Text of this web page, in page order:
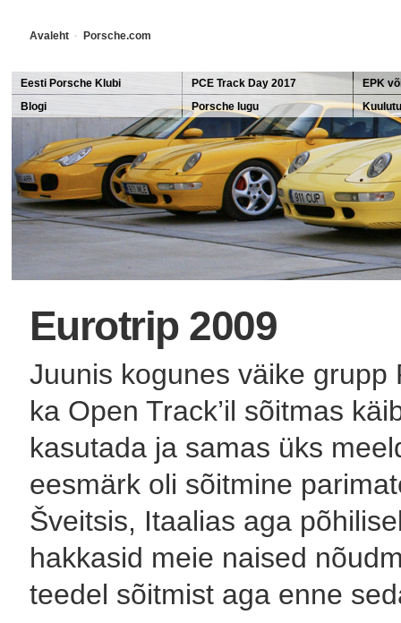
Avaleht · Porsche.com
Eesti Porsche Klubi PCE Track Day 2017
EPK
EPK
Blogi
Porsche lugu
Porsche ajalugu
911 ajalugu
Ferdinandid
Eurotrip 2009
Juunis kogunes väike
ka Open Track’il sõitmas
kasutada ja samas üks
eesmärk oli sõitmine
Šveitsis, Itaalias aga
hakkasid meie naised
teedel sõitmist aga enne